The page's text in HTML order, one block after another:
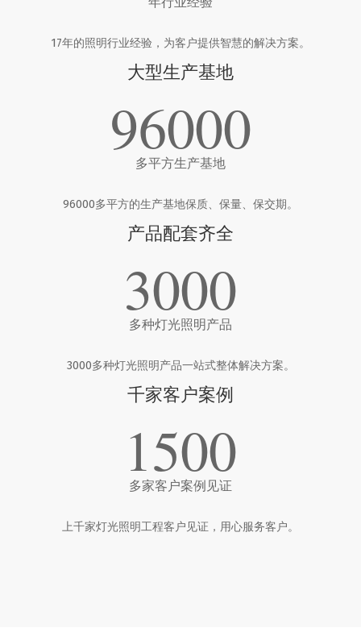
17年的照明行业经验，为客户提供智慧的解决方案。
大型生产基地
96000
多平方生产基地
96000多平方的生产基地保质、保量、保交期。
产品配套齐全
3000
多种灯光照明产品
3000多种灯光照明产品一站式整体解决方案。
千家客户案例
1500
多家客户案例见证
上千家灯光照明工程客户见证，用心服务客户。